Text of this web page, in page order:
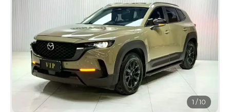
1 /10